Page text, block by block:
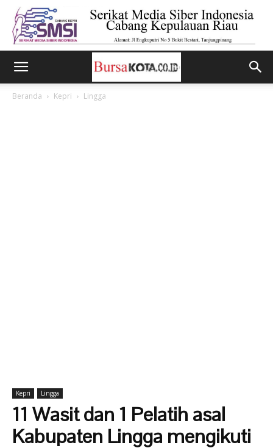
Beranda Kepri Lingga
Kepri Lingga
11 Wasit dan 1 Pelatih asal
Kabupaten Lingga mengikuti